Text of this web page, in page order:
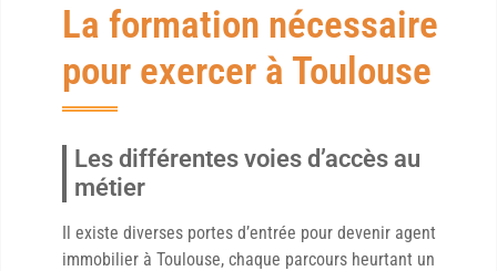
La formation nécessaire
pour exercer à Toulouse
Les différentes voies d’accès au
métier
Il existe diverses portes d’entrée pour devenir agent
immobilier à Toulouse, chaque parcours heurtant un